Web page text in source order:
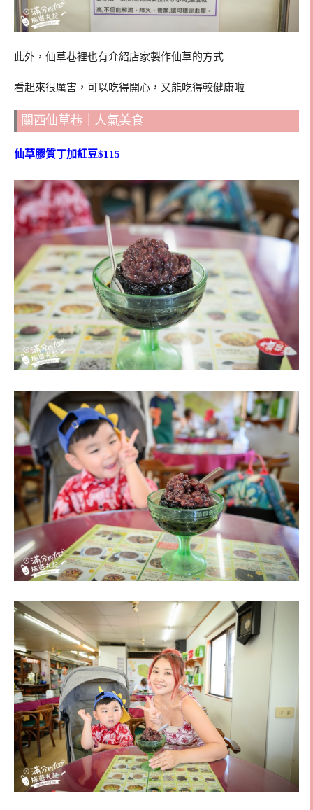
此外，仙草巷裡也有介紹店家製作仙草的方式
看起來很厲害，可以吃得開心，又能吃得較健康啦
關西仙草巷｜人氣美食
仙草膠質丁加紅豆$115